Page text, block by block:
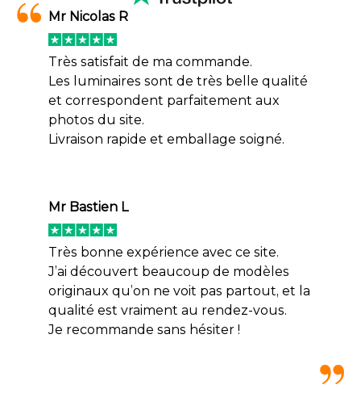
Mr Nicolas R
Très satisfait de ma commande.
Les luminaires sont de très belle qualité
et correspondent parfaitement aux
photos du site.
Livraison rapide et emballage soigné.
Mr Bastien L
Très bonne expérience avec ce site.
J’ai découvert beaucoup de modèles
originaux qu’on ne voit pas partout, et la
qualité est vraiment au rendez-vous.
Je recommande sans hésiter !